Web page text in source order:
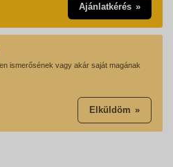
Ajánlatkérés
ismerősének vagy akár saját magának
Elküldöm